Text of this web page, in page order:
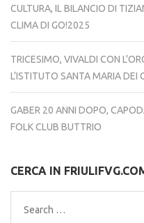
CULTURA, IL BILANCIO DI
CLIMA DI GO!2025
TRICESIMO, VIVALDI CON
L’ISTITUTO SANTA MARIA DEI
GABER 20 ANNI DOPO,
FOLK CLUB BUTTRIO
CERCA IN
Search